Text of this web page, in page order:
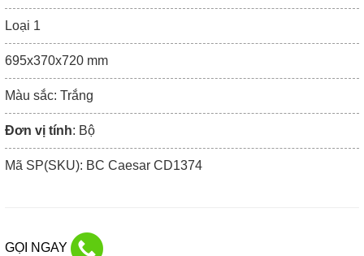
Loại 1
695x370x720 mm
Màu sắc: Trắng
Đơn vị tính: Bộ
Mã SP(SKU): BC Caesar CD1374
GỌI NGAY